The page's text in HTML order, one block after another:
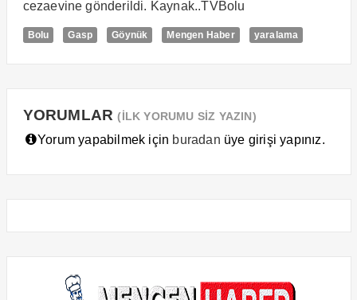
cezaevine gönderildi. Kaynak..TVBolu
Bolu Gasp Göynük Mengen Haber yaralama
YORUMLAR(İLK YORUMU SİZ YAZIN)
Yorum yapabilmek için buradan üye girişi yapınız.